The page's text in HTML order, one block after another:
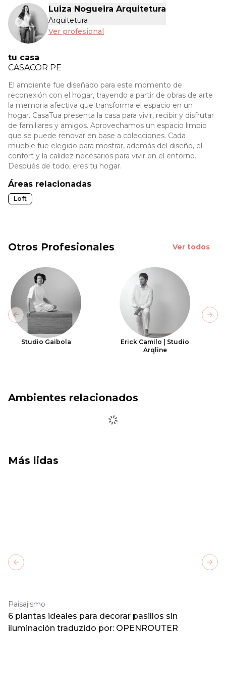
Luiza Nogueira Arquitetura
Arquitetura
Ver profesional
tu casa
CASACOR PE
El ambiente fue diseñado para este momento de
reconexión con el hogar, trayendo a partir de obras de arte
la memoria afectiva que transforma el espacio en un
hogar. CasaTua presenta la casa para vivir, recibir y disfrutar
de familiares y amigos. Aprovechamos un espacio limpio
que se puede renovar en base a colecciones. Cada
mueble fue elegido para mostrar, además del diseño, el
confort y la calidez necesarios para vivir en el entorno.
Después de todo, eres tu hogar.
Áreas relacionadas
Loft
Otros Profesionales Ver todos
Studio Gaibola
Erick Camilo | Studio
Arqline
Previous slide
Ambientes relacionados
Más lidas
Paisajismo
6 plantas ideales para decorar pasillos sin
iluminación traduzido por: OPENROUTER
Previous slide